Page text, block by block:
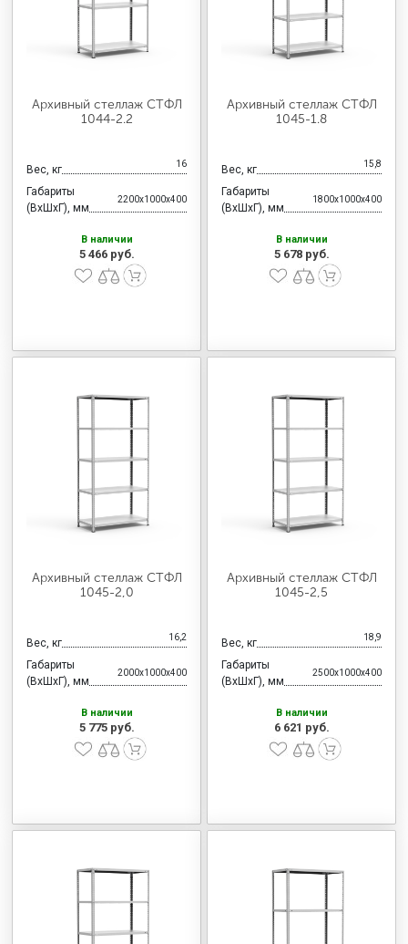
Архивный стеллаж СТФЛ
1044-2.2
Вес, кг 16
Габариты
(ВхШхГ), мм
2200x1000x400
В наличии
5 466 руб.
Архивный стеллаж СТФЛ
1045-1.8
Вес, кг 15,8
Габариты
(ВхШхГ), мм
1800x1000x400
В наличии
5 678 руб.
Архивный стеллаж СТФЛ
1045-2,0
Вес, кг 16,2
Габариты
(ВхШхГ), мм
2000x1000x400
В наличии
5 775 руб.
Архивный стеллаж СТФЛ
1045-2,5
Вес, кг 18,9
Габариты
(ВхШхГ), мм
2500x1000x400
В наличии
6 621 руб.